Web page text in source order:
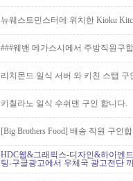
뉴웨스트민스터에 위치한 Kioku
###웨밴 메가스시에서 주방직원구
리치몬드.일식 서버 와 키친 스탭 구
키칠라노 일식 수쉬맨 구인 합니다.
[Big Brothers Food] 배송 직원 구인
HDC웹&그래픽스-디자인&하이엔
팅-구글광고에서 우체국 광고전단